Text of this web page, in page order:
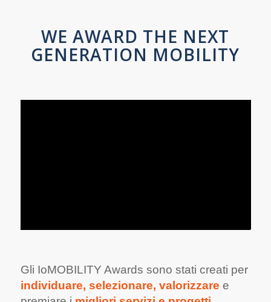
WE AWARD THE NEXT
GENERATION MOBILITY
Gli IoMOBILITY Awards sono stati creati per
individuare, selezionare, valorizzare e